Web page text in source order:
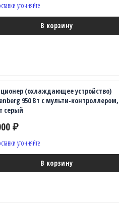
уточняйте
В корзину
(охлаждающее устройство)
950 Вт с мульти-контроллером,
серый
₽
уточняйте
В корзину